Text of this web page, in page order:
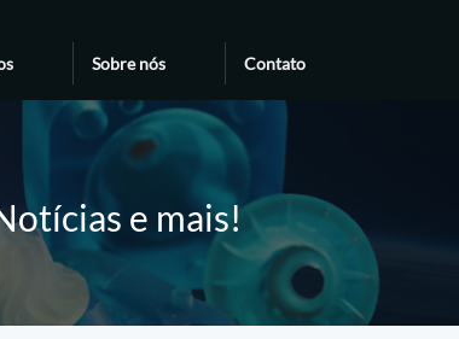
Sobre nós Contato
e mais!